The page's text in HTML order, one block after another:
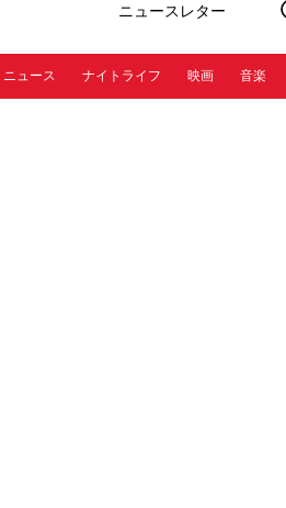
ニュースレター
に登録
ニュース ナイトライフ 映画 音楽